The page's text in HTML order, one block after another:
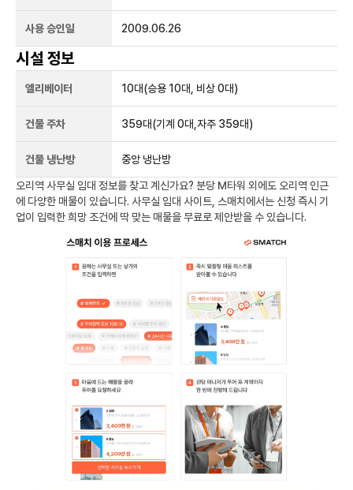
사용 승인일 2009.06.26
시설 정보
엘리베이터 10대(승용 10대, 비상 0대)
건물 주차 359대(기계 0대,자주 359대)
건물 냉난방 중앙 냉난방
오리역 사무실 임대 정보를 찾고 계신가요? 분당 M타워 외에도 오리역 인근
에 다양한 매물이 있습니다. 사무실 임대 사이트, 스매치에서는 신청 즉시 기
업이 입력한 희망 조건에 딱 맞는 매물을 무료로 제안받을 수 있습니다.